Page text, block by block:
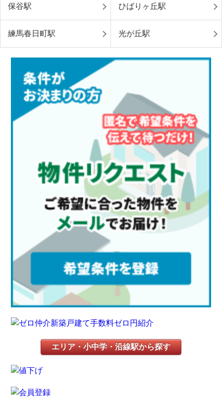
保谷駅 ひばりヶ丘駅
練馬春日町駅 光が丘駅
エリア・小中学・沿線駅から探す